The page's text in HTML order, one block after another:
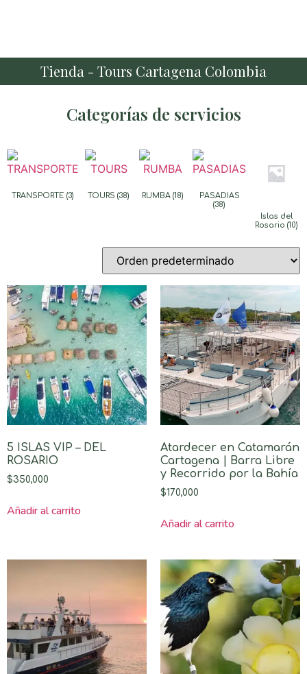
Tienda - Tours Cartagena Colombia
Categorías de servicios
TRANSPORTE (3) TOURS(38) RUMBA (18)
PASADIAS
(38)
Islas del
Rosario (10)
5 ISLAS VIP – DEL
ROSARIO
$350,000
Añadir al carrito
Atardecer en Catamarán
Cartagena | Barra Libre
y Recorrido por la Bahía
$170,000
Añadir al carrito